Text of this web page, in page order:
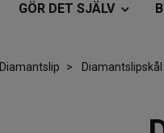
GÖR DET SJÄLV
Diamantslip